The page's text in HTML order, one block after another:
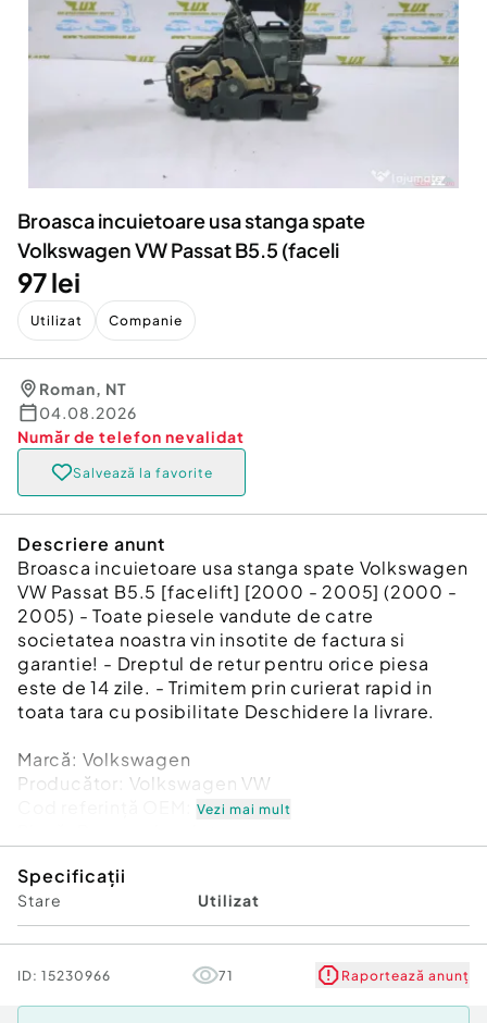
Servicii
Animale de companie
Afaceri și echipamente profesionale
Inchiriere Bunuri si Vehicule
Utilaje agricole si industriale
Piese auto si accesorii
Broasca incuietoare usa stanga spate
Volkswagen VW Passat B5.5 (faceli
97 lei
Utilizat Companie
Roman, NT
04.08.2026
Număr de telefon nevalidat
Salvează la favorite
Descriere anunt
Broasca incuietoare usa stanga spate Volkswagen
VW Passat B5.5 [facelift] [2000 - 2005] (2000 -
2005) - Toate piesele vandute de catre
societatea noastra vin insotite de factura si
garantie! - Dreptul de retur pentru orice piesa
este de 14 zile. - Trimitem prin curierat rapid in
toata tara cu posibilitate Deschidere la livrare.
Marcă: Volkswagen
Producător: Volkswagen VW
Cod referinţă OEM: 48591240
Vezi mai mult
Specificații
Stare Utilizat
ID: 15230966 71 Raportează anunț